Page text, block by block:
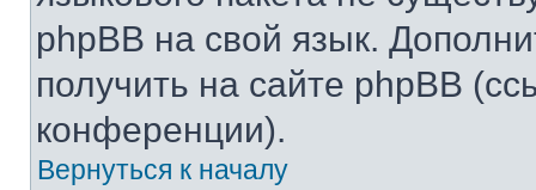
phpBB на свой язык.
получить на сайте phpBB
конференции).
Вернуться к началу